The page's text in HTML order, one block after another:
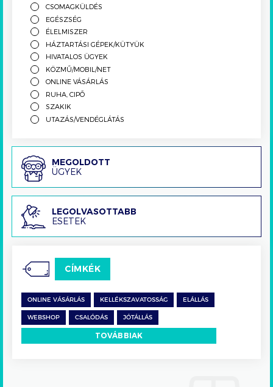
CSOMAGKÜLDÉS
EGÉSZSÉG
ÉLELMISZER
HÁZTARTÁSI GÉPEK/KÜTYÜK
HIVATALOS ÜGYEK
KÖZMŰ/MOBIL/NET
ONLINE VÁSÁRLÁS
RUHA, CIPŐ
SZAKIK
UTAZÁS/VENDÉGLÁTÁS
Megoldott
ügyek
MEGOLDOTT
ÜGYEK
Legolvasottabb
esetek
LEGOLVASOTTABB
ESETEK
CÍMKÉK
ONLINE VÁSÁRLÁS KELLÉKSZAVATOSSÁG ELÁLLÁS
WEBSHOP CSALÓDÁS JÓTÁLLÁS
TOVÁBBIAK